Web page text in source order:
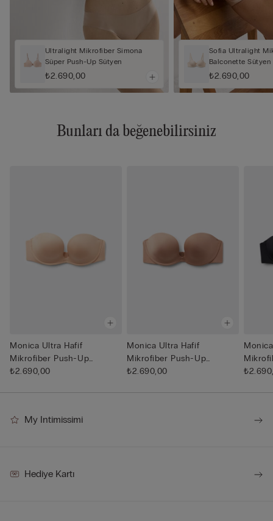
Ultralight Mikrofiber Simona
Süper Push-Up Sütyen
₺2.690,00
Sofia Ultralight
Balconette Sütyen
₺2.690,00
Bunları da beğenebilirsiniz
Monica Ultra Hafif
Mikrofiber Push-Up
Straplez Süt...
₺2.690,00
Monica Ultra Hafif
Mikrofiber Push-Up
Straplez Süt...
₺2.690,00
My Intimissimi
Hediye Kartı